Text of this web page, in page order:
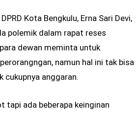
Kota Bengkulu, Erna Sari Devi,
polemik dalam rapat reses
dewan meminta untuk
namun hal ini tak bisa
cukupnya anggaran.
tapi ada beberapa keinginan